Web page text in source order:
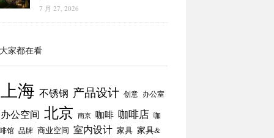
7 月 27, 2026
家都在看
上海 不锈钢 产品设计 创意 办公室
办公空间 北京 南京 咖啡 咖啡店 咖
馆 品牌 商业空间 室内设计 家具 家具&